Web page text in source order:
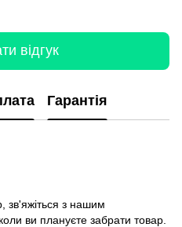
відгук
Гарантія
зв'яжіться з нашим
ви плануєте забрати товар.